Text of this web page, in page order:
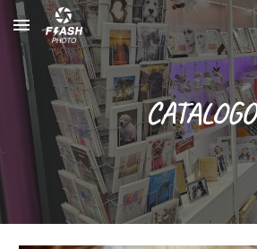
Skip to main content
CATALOGO